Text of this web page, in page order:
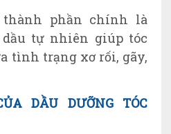
thành phần chính là
tự nhiên giúp tóc
tình trạng xơ rối, gãy,
DẦU DƯỠNG TÓC